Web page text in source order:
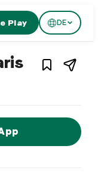
Play DE 1 3
–